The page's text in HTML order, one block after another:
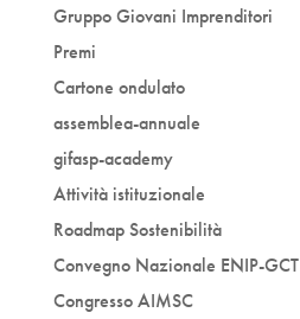
Gruppo Giovani Imprenditori
Premi
Cartone ondulato
assemblea-annuale
gifasp-academy
Attività istituzionale
Roadmap Sostenibilità
Convegno Nazionale ENIP-GCT
Congresso AIMSC